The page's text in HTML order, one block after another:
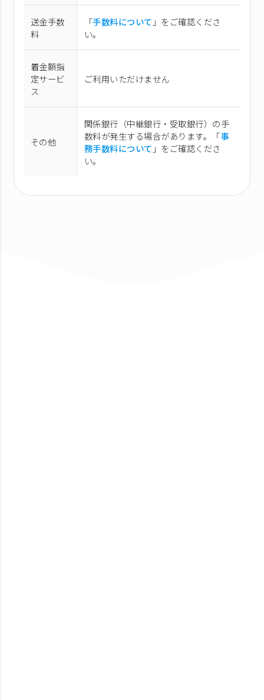
送金手数
料
「手数料について 」をご確認くださ
い。
着金額指
定サービ
ス
ご利用いただけません
その他
関係銀行（中継銀行・受取銀行）の手
数料が発生する場合があります。「事
務手数料について 」をご確認くださ
い。